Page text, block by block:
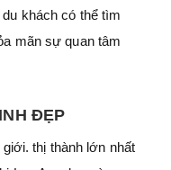
khách có thể tìm
mãn sự quan tâm
ĐẸP
thị thành lớn nhất